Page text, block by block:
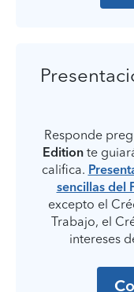
Responde
Editionte
califica.
sencillas del
excepto el
Trabajo, el
intereses